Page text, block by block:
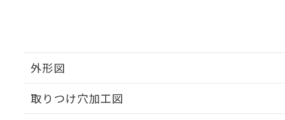
外形図
取りつけ穴加工図